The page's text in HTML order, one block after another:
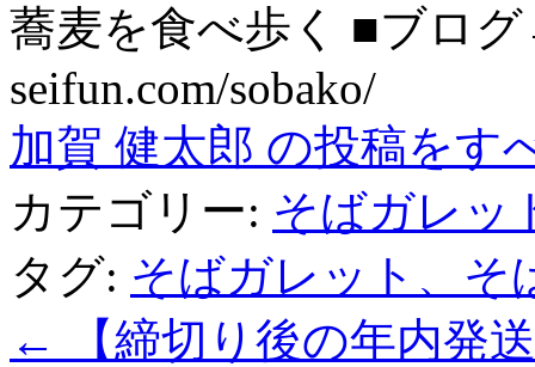
蕎麦を食べ歩く ■ブロ
seifun.com/sobako/
加賀 健太郎 の投稿をす
カテゴリー: そばガレッ
タグ: そばガレット、そ
←
【締切り後の年内発